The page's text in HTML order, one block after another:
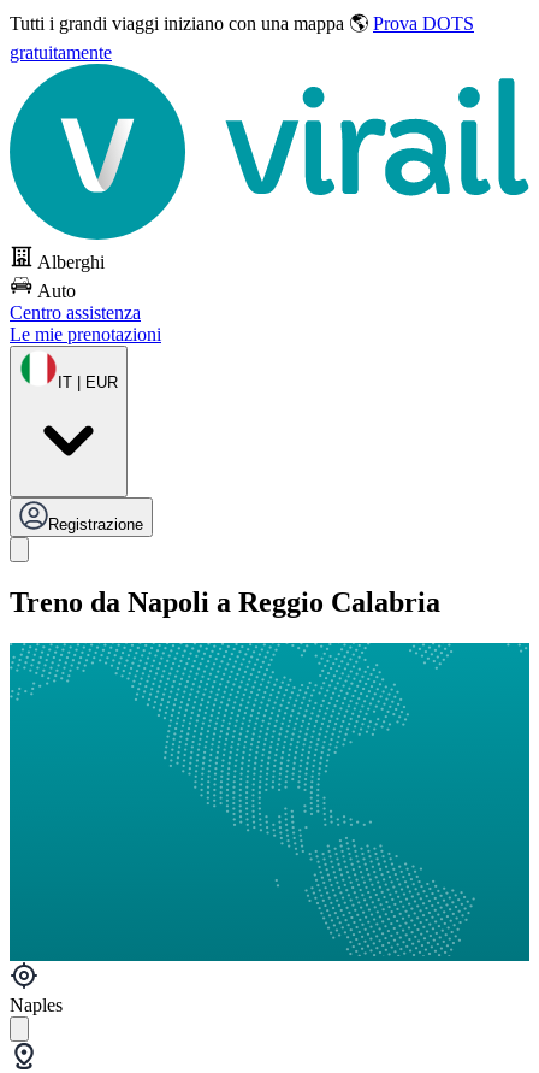
Tutti i grandi viaggi iniziano con una mappa 🌎 Prova DOTS
gratuitamente
Alberghi
Auto
Centro assistenza
Le mie prenotazioni
IT | EUR
Registrazione
Treno da Napoli a Reggio Calabria
Naples